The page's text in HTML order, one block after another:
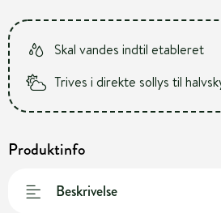
Skal vandes indtil etableret
Trives i direkte sollys til
Produktinfo
Beskrivelse